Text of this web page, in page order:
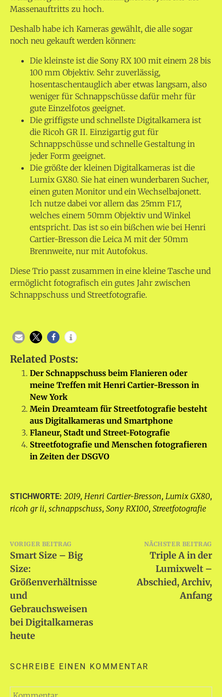
Massenauftritts zu hoch.
Deshalb habe ich Kameras gewählt, die alle sogar
noch neu gekauft werden können:
Die kleinste ist die Sony RX 100 mit einem 28 bis
100 mm Objektiv. Sehr zuverlässig,
hosentaschentauglich aber etwas langsam, also
weniger für Schnappschüsse dafür mehr für
gute Einzelfotos geeignet.
Die griffigste und schnellste Digitalkamera ist
die Ricoh GR II. Einzigartig gut für
Schnappschüsse und schnelle Gestaltung in
jeder Form geeignet.
Die größte der kleinen Digitalkameras ist die
Lumix GX80. Sie hat einen wunderbaren Sucher,
einen guten Monitor und ein Wechselbajonett.
Ich nutze dabei vor allem das 25mm F1.7,
welches einem 50mm Objektiv und Winkel
entspricht. Das ist so ein bißchen wie bei Henri
Cartier-Bresson die Leica M mit der 50mm
Brennweite, nur mit Autofokus.
Diese Trio passt zusammen in eine kleine Tasche und
ermöglicht fotografisch ein gutes Jahr zwischen
Schnappschuss und Streetfotografie.
Related Posts:
Der Schnappschuss beim Flanieren oder
meine Treffen mit Henri Cartier-Bresson in
New York
Mein Dreamteam für Streetfotografie besteht
aus Digitalkameras und Smartphone
Flaneur, Stadt und Street-Fotografie
Streetfotografie und Menschen fotografieren
in Zeiten der DSGVO
STICHWORTE: 2019, Henri Cartier-Bresson, Lumix GX80,
ricoh gr ii, schnappschuss, Sony RX100, Streetfotografie
Beitragsnavigation
VORIGER BEITRAG
Smart Size – Big
Size:
Größenverhältnisse
und
Gebrauchsweisen
bei Digitalkameras
heute
NÄCHSTER BEITRAG
Triple A in der
Lumixwelt –
Abschied, Archiv,
Anfang
SCHREIBE EINEN KOMMENTAR